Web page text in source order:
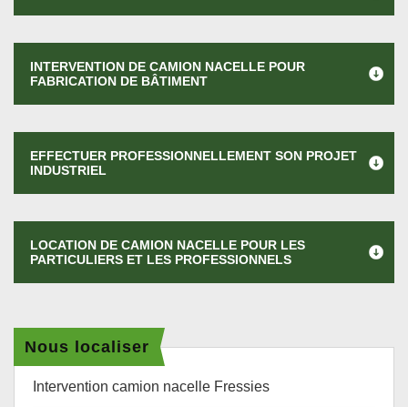
INTERVENTION DE CAMION NACELLE POUR
FABRICATION DE BÂTIMENT
EFFECTUER PROFESSIONNELLEMENT SON PROJET
INDUSTRIEL
LOCATION DE CAMION NACELLE POUR LES
PARTICULIERS ET LES PROFESSIONNELS
Nous localiser
Intervention camion nacelle Fressies